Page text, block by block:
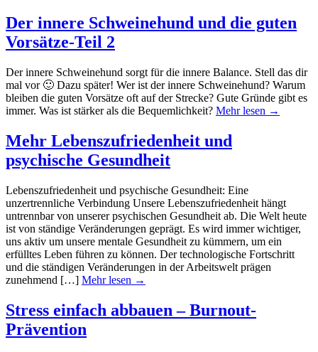
Der innere Schweinehund und die guten
Vorsätze-Teil 2
Der innere Schweinehund sorgt für die innere Balance. Stell das dir
mal vor 🙂 Dazu später! Wer ist der innere Schweinehund? Warum
bleiben die guten Vorsätze oft auf der Strecke? Gute Gründe gibt es
immer. Was ist stärker als die Bequemlichkeit? Mehr lesen →
Mehr Lebenszufriedenheit und
psychische Gesundheit
Lebenszufriedenheit und psychische Gesundheit: Eine
unzertrennliche Verbindung Unsere Lebenszufriedenheit hängt
untrennbar von unserer psychischen Gesundheit ab. Die Welt heute
ist von ständige Veränderungen geprägt. Es wird immer wichtiger,
uns aktiv um unsere mentale Gesundheit zu kümmern, um ein
erfülltes Leben führen zu können. Der technologische Fortschritt
und die ständigen Veränderungen in der Arbeitswelt prägen
zunehmend […] Mehr lesen →
Stress einfach abbauen – Burnout-
Prävention